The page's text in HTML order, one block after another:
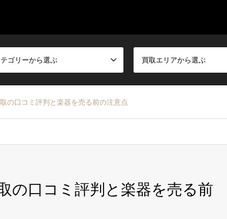
ゴリーから選ぶ 買取エリアから選ぶ
の口コミ評判と楽器を売る前の注意点
の口コミ評判と楽器を売る前